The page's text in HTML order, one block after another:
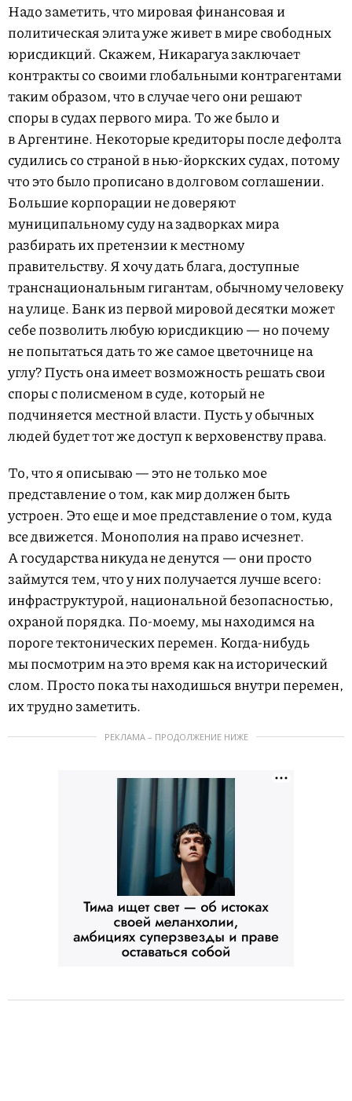
Надо заметить, что мировая финансовая и
политическая элита уже живет в мире свободных
юрисдикций. Скажем, Никарагуа заключает
контракты со своими глобальными контрагентами
таким образом, что в случае чего они решают
споры в судах первого мира. То же было и
в Аргентине. Некоторые кредиторы после дефолта
судились со страной в нью-йоркских судах, потому
что это было прописано в долговом соглашении.
Большие корпорации не доверяют
муниципальному суду на задворках мира
разбирать их претензии к местному
правительству. Я хочу дать блага, доступные
транснациональным гигантам, обычному человеку
на улице. Банк из первой мировой десятки может
себе позволить любую юрисдикцию — но почему
не попытаться дать то же самое цветочнице на
углу? Пусть она имеет возможность решать свои
споры с полисменом в суде, который не
подчиняется местной власти. Пусть у обычных
людей будет тот же доступ к верховенству права.
То, что я описываю — это не только мое
представление о том, как мир должен быть
устроен. Это еще и мое представление о том, куда
все движется. Монополия на право исчезнет.
А государства никуда не денутся — они просто
займутся тем, что у них получается лучше всего:
инфраструктурой, национальной безопасностью,
охраной порядка. По-моему, мы находимся на
пороге тектонических перемен. Когда-нибудь
мы посмотрим на это время как на исторический
слом. Просто пока ты находишься внутри перемен,
их трудно заметить.
РЕКЛАМА – ПРОДОЛЖЕНИЕ НИЖЕ